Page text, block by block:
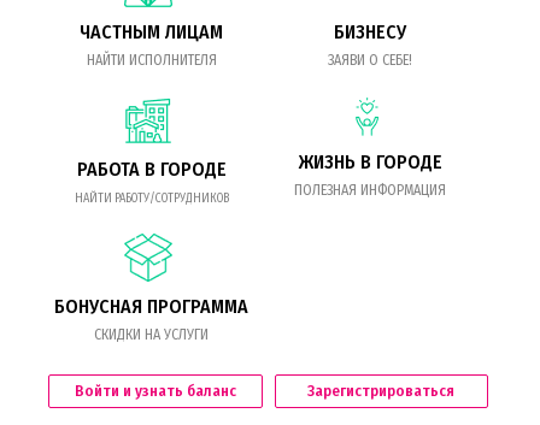
ЧАСТНЫМ ЛИЦАМ
НАЙТИ ИСПОЛНИТЕЛЯ
БИЗНЕСУ
ЗАЯВИ О СЕБЕ!
РАБОТА В ГОРОДЕ
НАЙТИ РАБОТУ/СОТРУДНИКОВ
ЖИЗНЬ В ГОРОДЕ
ПОЛЕЗНАЯ ИНФОРМАЦИЯ
БОНУСНАЯ ПРОГРАММА
СКИДКИ НА УСЛУГИ
Войти и узнать баланс Зарегистрироваться